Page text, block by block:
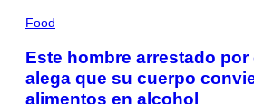
Food
Este hombre arrestado
alega que su cuerpo
alimentos en alcohol